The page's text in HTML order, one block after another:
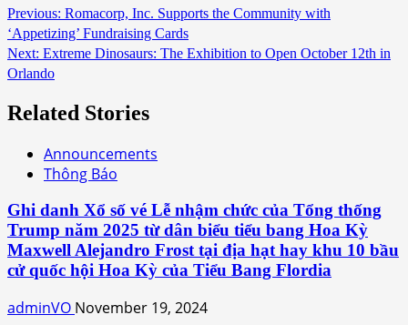
Continue
Reading
Previous: Romacorp, Inc. Supports the Community with
‘Appetizing’ Fundraising Cards
Next: Extreme Dinosaurs: The Exhibition to Open October 12th in
Orlando
Related Stories
Announcements
Thông Báo
Ghi danh Xổ số vé Lễ nhậm chức của Tổng thống
Trump năm 2025 từ dân biểu tiểu bang Hoa Kỳ
Maxwell Alejandro Frost tại địa hạt hay khu 10 bầu
cử quốc hội Hoa Kỳ của Tiểu Bang Flordia
adminVO November 19, 2024